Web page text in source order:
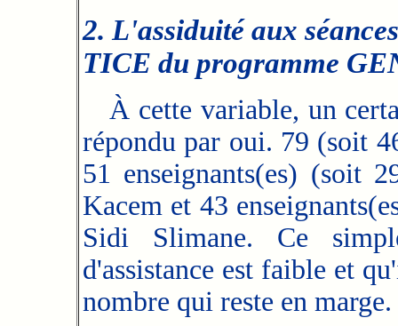
2. L'assiduité aux
TICE du programme
À cette variable, un
répondu par oui. 79 (soit
51 enseignants(es) (soit
Kacem et 43
Sidi Slimane. Ce
d'assistance est faible et
nombre qui reste en marge.